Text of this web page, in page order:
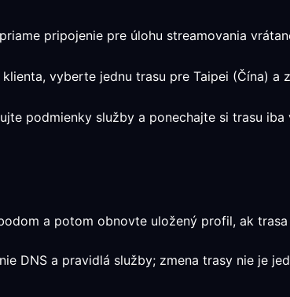
pripojenie pre úlohu streamovania
vyberte jednu trasu pre Taipei (Čína) a
podmienky služby a ponechajte si trasu
a potom obnovte uložený profil, ak
DNS a pravidlá služby; zmena trasy nie je